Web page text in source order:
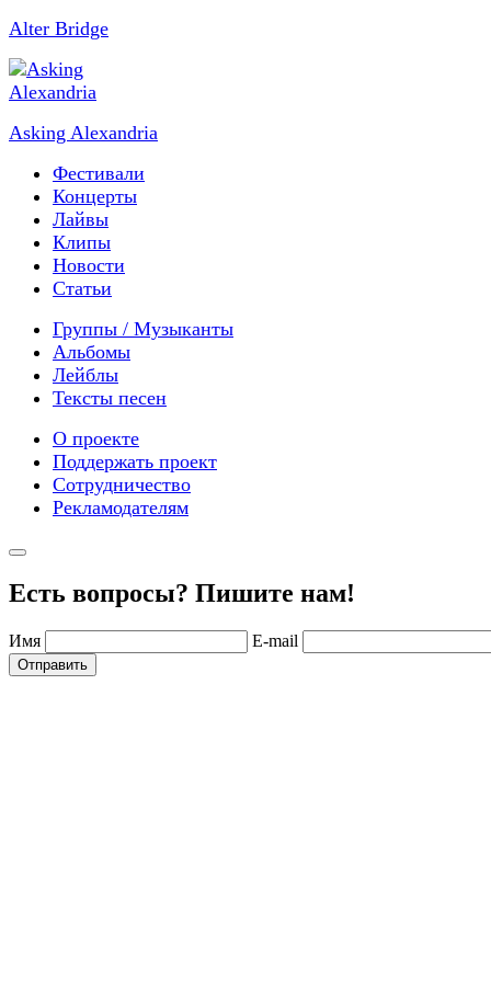
Alter Bridge
Asking Alexandria
Фестивали
Концерты
Лайвы
Клипы
Новости
Статьи
Группы / Музыканты
Альбомы
Лейблы
Тексты песен
О проекте
Поддержать проект
Сотрудничество
Рекламодателям
Есть вопросы? Пишите нам!
Имя E-mail